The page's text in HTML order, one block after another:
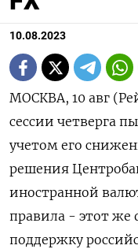
10.08.2023
МОСКВА, 10 авг
сессии четверга
учетом его
решения
иностранной
правила - этот же
поддержку